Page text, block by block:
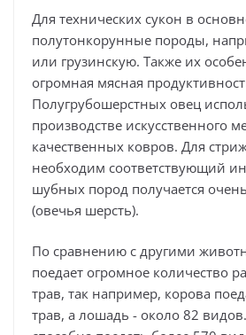
Для технических сукон в
полутонкорунные породы,
или грузинскую. Также их
огромная мясная
Полугрубошерстных овец
производстве искусственного
качественных ковров. Для
необходим соответствующий
шубных пород получается
(овечья шерсть).
По сравнению с другими
поедает огромное количество
трав, так например, корова
трав, а лошадь - около 82